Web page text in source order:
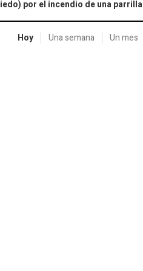
por el incendio de una parrilla
Hoy Una semana Un mes